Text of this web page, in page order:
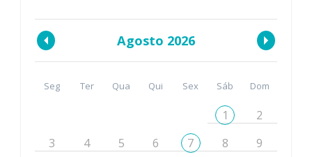
Agosto 2026
Seg Ter Qua Qui Sex Sáb Dom
1
2
3
4 5 6 7 8
9